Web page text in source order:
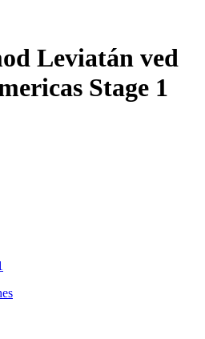
Leviatán ved
Stage 1